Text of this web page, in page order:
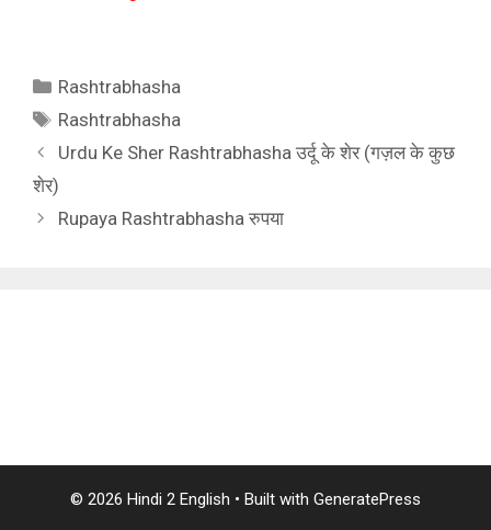
Categories
Rashtrabhasha
Tags
Rashtrabhasha
Urdu Ke Sher Rashtrabhasha उर्दू के शेर (गज़ल के कुछ
शेर)
Rupaya Rashtrabhasha रुपया
© 2026 Hindi 2 English • Built with GeneratePress